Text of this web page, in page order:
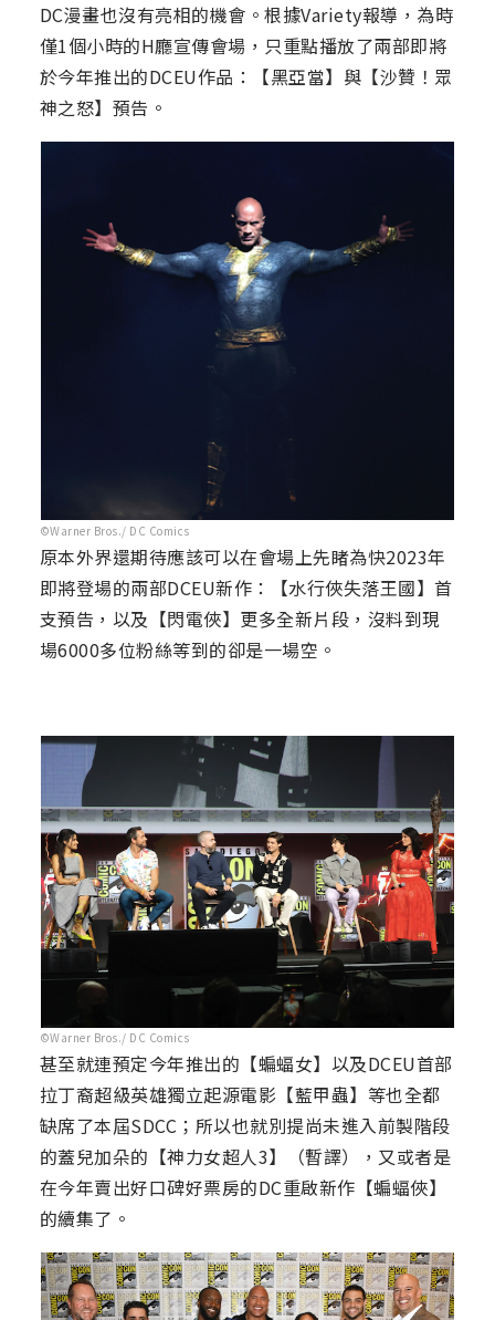
DC漫畫也沒有亮相的機會。根據Variety報導，為時
僅1個小時的H廳宣傳會場，只重點播放了兩部即將
於今年推出的DCEU作品：【黑亞當】與【沙贊！眾
神之怒】預告。
©Warner Bros./ DC Comics
原本外界還期待應該可以在會場上先睹為快2023年
即將登場的兩部DCEU新作：【水行俠失落王國】首
支預告，以及【閃電俠】更多全新片段，沒料到現
場6000多位粉絲等到的卻是一場空。
©Warner Bros./ DC Comics
甚至就連預定今年推出的【蝙蝠女】以及DCEU首部
拉丁裔超級英雄獨立起源電影【藍甲蟲】等也全都
缺席了本屆SDCC；所以也就別提尚未進入前製階段
的蓋兒加朵的【神力女超人3】（暫譯），又或者是
在今年賣出好口碑好票房的DC重啟新作【蝙蝠俠】
的續集了。